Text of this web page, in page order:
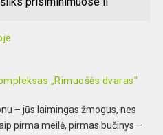
„Rimuošės dvaras”
– jūs laimingas žmogus, nes
pirma meilė, pirmas bučinys –